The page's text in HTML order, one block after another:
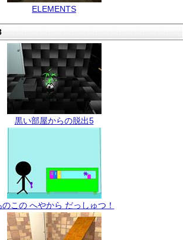
ELEMENTS
黒い部屋からの脱出5
のこの へやから だっしゅつ！